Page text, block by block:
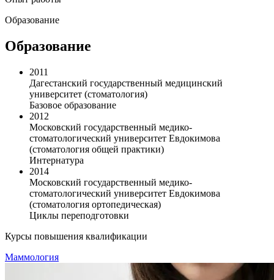
Образование
Образование
2011
Дагестанский государственный медицинский
университет (стоматология)
Базовое образование
2012
Московский государственный медико-
стоматологический университет Евдокимова
(стоматология общей практики)
Интернатура
2014
Московский государственный медико-
стоматологический университет Евдокимова
(стоматология ортопедическая)
Циклы переподготовки
Курсы повышения квалификации
Маммология